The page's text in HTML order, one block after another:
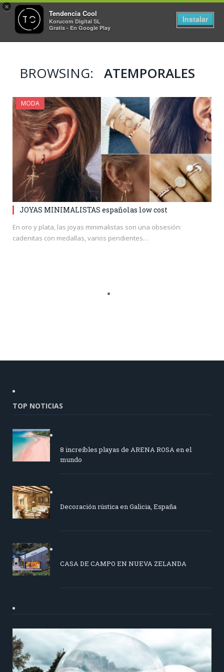
×
Tendencia Cool
Korucom Digital SL
Gratis - En Google Play
Instalar
BROWSING: ATEMPORALES
MODA
JOYAS MINIMALISTAS españolas low cost
En oro y plata, las joyas minimalistas son una obsesión:
cadenitas con medallas, varios pendientes…
TOP NOTICIAS
8 increíbles playas de ARENA ROSA en el
mundo
Decoración rústica en Galicia, España
CASA DE CAMPO EN NUEVA ZELANDA